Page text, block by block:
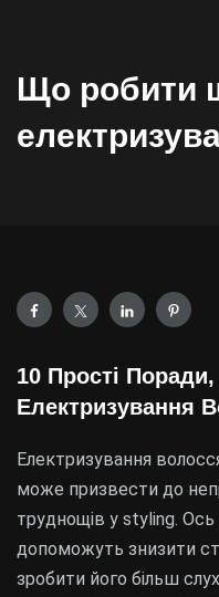
Що робити
10 Прості
Електризування
Електризування
може призвести до
труднощів у styling. Ось
допоможуть знизити
зробити його більш